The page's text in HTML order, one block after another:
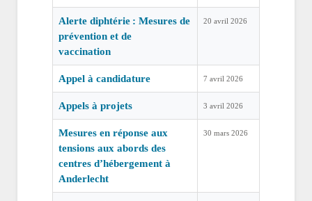
Alerte diphtérie : Mesures de
prévention et de
vaccination
20 avril 2026
Appel à candidature 7 avril 2026
Appels à projets 3 avril 2026
Mesures en réponse aux
tensions aux abords des
centres d’hébergement à
Anderlecht
30 mars 2026